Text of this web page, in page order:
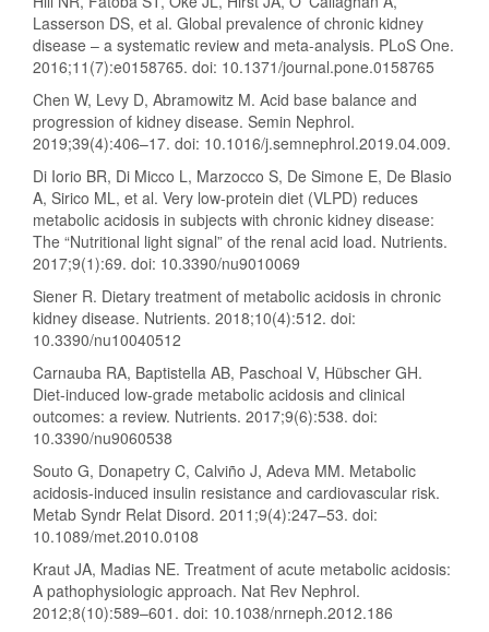
Lasserson DS, et al. Global prevalence of chronic kidney
disease – a systematic review and meta-analysis. PLoS One.
2016;11(7):e0158765. doi: 10.1371/journal.pone.0158765
Chen W, Levy D, Abramowitz M. Acid base balance and
progression of kidney disease. Semin Nephrol.
2019;39(4):406–17. doi: 10.1016/j.semnephrol.2019.04.009.
Di Iorio BR, Di Micco L, Marzocco S, De Simone E, De Blasio
A, Sirico ML, et al. Very low-protein diet (VLPD) reduces
metabolic acidosis in subjects with chronic kidney disease:
The “Nutritional light signal” of the renal acid load. Nutrients.
2017;9(1):69. doi: 10.3390/nu9010069
Siener R. Dietary treatment of metabolic acidosis in chronic
kidney disease. Nutrients. 2018;10(4):512. doi:
10.3390/nu10040512
Carnauba RA, Baptistella AB, Paschoal V, Hübscher GH.
Diet-induced low-grade metabolic acidosis and clinical
outcomes: a review. Nutrients. 2017;9(6):538. doi:
10.3390/nu9060538
Souto G, Donapetry C, Calviño J, Adeva MM. Metabolic
acidosis-induced insulin resistance and cardiovascular risk.
Metab Syndr Relat Disord. 2011;9(4):247–53. doi:
10.1089/met.2010.0108
Kraut JA, Madias NE. Treatment of acute metabolic acidosis:
A pathophysiologic approach. Nat Rev Nephrol.
2012;8(10):589–601. doi: 10.1038/nrneph.2012.186